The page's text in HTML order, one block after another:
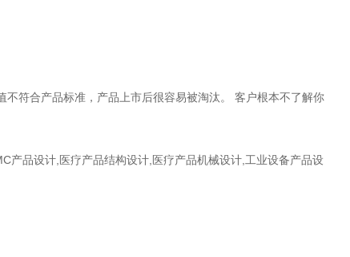
符合产品标准，产品上市后很容易被淘汰。 客户根本不了解你
产品设计,医疗产品结构设计,医疗产品机械设计,工业设备产品设